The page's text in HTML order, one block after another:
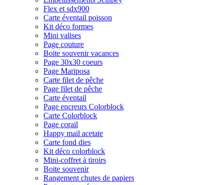
Flex et sdx900
Carte éventail poisson
Kit déco formes
Mini valises
Page couture
Boite souvenir vacances
Page 30x30 coeurs
Page Mariposa
Carte filet de pêche
Page filet de pêche
Carte éventail
Page encreurs Colorblock
Carte Colorblock
Page corail
Happy mail acetate
Carte fond dies
Kit déco colorblock
Mini-coffret à tiroirs
Boite souvenir
Rangement chutes de papiers